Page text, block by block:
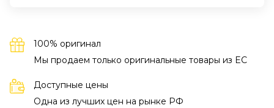
100% оригинал
Мы продаем только оригинальные товары из EC
Доступные цены
Одна из лучших цен на рынке РФ